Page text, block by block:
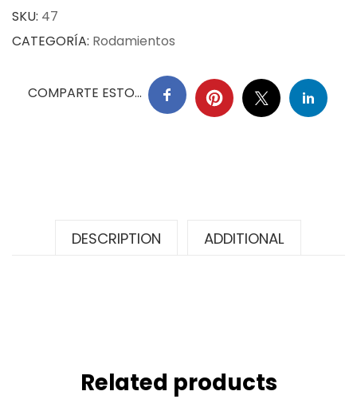
SKU: 47
CATEGORÍA: Rodamientos
COMPARTE ESTO...
DESCRIPTION ADDITIONAL
Related products